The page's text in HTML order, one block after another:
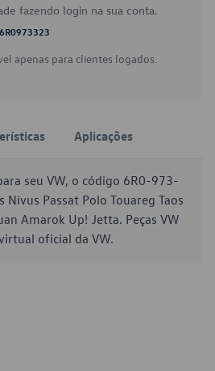
fazendo login na sua conta.
6R0973323
apenas para clientes logados.
Aplicações
seu VW, o código 6R0-973-
Nivus Passat Polo Touareg Taos
Amarok Up! Jetta. Peças VW
oficial da VW.